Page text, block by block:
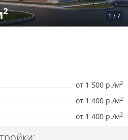
1 /7
2
от 1 500 р./м2
от 1 400 р./м2
от 1 400 р./м2